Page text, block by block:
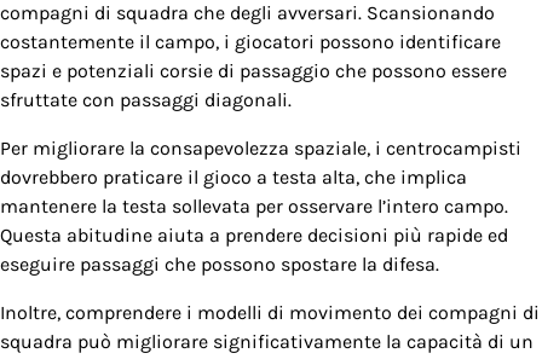
compagni di squadra che degli avversari. Scansionando
costantemente il campo, i giocatori possono identificare
spazi e potenziali corsie di passaggio che possono essere
sfruttate con passaggi diagonali.
Per migliorare la consapevolezza spaziale, i centrocampisti
dovrebbero praticare il gioco a testa alta, che implica
mantenere la testa sollevata per osservare l’intero campo.
Questa abitudine aiuta a prendere decisioni più rapide ed
eseguire passaggi che possono spostare la difesa.
Inoltre, comprendere i modelli di movimento dei compagni di
squadra può migliorare significativamente la capacità di un